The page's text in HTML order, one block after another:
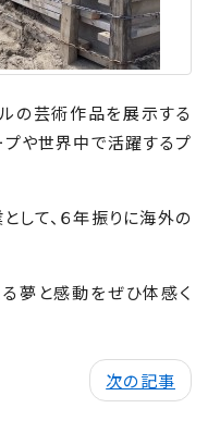
の芸術作品を展示する
や世界中で活躍するプ
して、６年振りに海外の
夢と感動をぜひ体感く
次の記事